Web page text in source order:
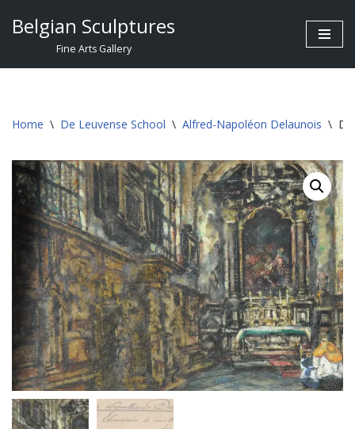
Belgian Sculptures
Fine Arts Gallery
Home \ De Leuvense School \ Alfred-Napoléon Delaunois \